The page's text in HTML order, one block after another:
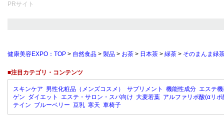
PRサイト
健康美容EXPO：TOP > 自然食品 > 製品 > お茶 > 日本茶 > 緑茶 > そのまんま緑
■注目カテゴリ・コンテンツ
スキンケア 男性化粧品（メンズコスメ） サプリメント 機能性成分 エステ
ゲン ダイエット エステ・サロン・スパ向け 大麦若葉 アルファリポ酸(αリポ
テイン ブルーベリー 豆乳 寒天 車椅子